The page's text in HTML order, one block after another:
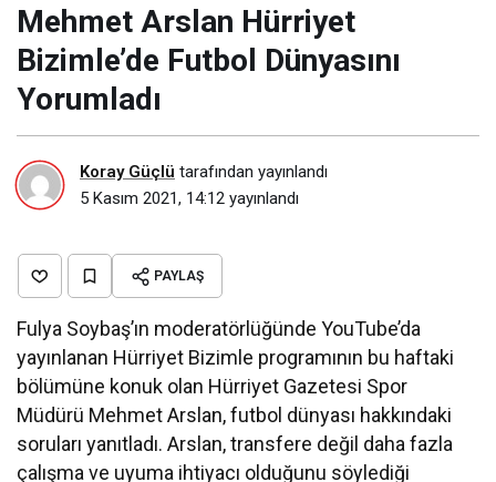
Mehmet Arslan Hürriyet
Bizimle’de Futbol Dünyasını
Yorumladı
Koray Güçlü tarafından yayınlandı
5 Kasım 2021, 14:12 yayınlandı
PAYLAŞ
Fulya Soybaş’ın moderatörlüğünde YouTube’da
yayınlanan Hürriyet Bizimle programının bu haftaki
bölümüne konuk olan Hürriyet Gazetesi Spor
Müdürü Mehmet Arslan, futbol dünyası hakkındaki
soruları yanıtladı. Arslan, transfere değil daha fazla
çalışma ve uyuma ihtiyacı olduğunu söylediği